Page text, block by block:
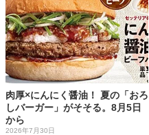
肉厚×にんにく醤油！ 夏の「おろ
しバーガー」がそそる。8月5日
から
2026年7月30日